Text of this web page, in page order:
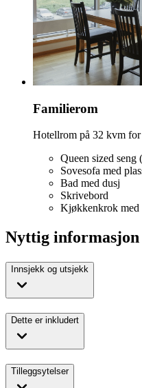
Familierom
Hotellrom på 32 kvm for
Queen sized seng
Sovesofa med
Bad med dusj
Skrivebord
Kjøkkenkrok med
Nyttig informasjon
Innsjekk og utsjekk
Dette er inkludert
Tilleggsytelser